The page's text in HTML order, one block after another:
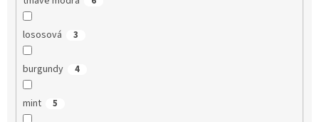
lososová 3
burgundy 4
mint 5